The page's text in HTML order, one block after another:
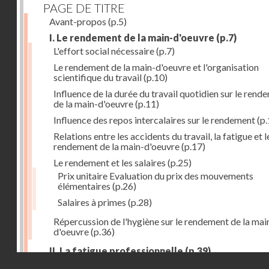
PAGE DE TITRE
Avant-propos (p.5)
I. Le rendement de la main-d'oeuvre (p.7)
L'effort social nécessaire(p.7)
Le rendement de la main-d'oeuvre et l'organisation
scientifique du travail(p.10)
Influence de la durée du travail quotidien sur le
de la main-d'oeuvre(p.11)
Influence des repos intercalaires sur le rendement
Relations entre les accidents du travail, la fatigue et
rendement de la main-d'oeuvre(p.17)
Le rendement et les salaires (p.25)
Prix unitaire Evaluation du prix des mouvements
élémentaires (p.26)
Salaires à primes (p.28)
Répercussion de l'hygiène sur le rendement de la
d'oeuvre(p.36)
II. La fatigue professionnelle(p.39)